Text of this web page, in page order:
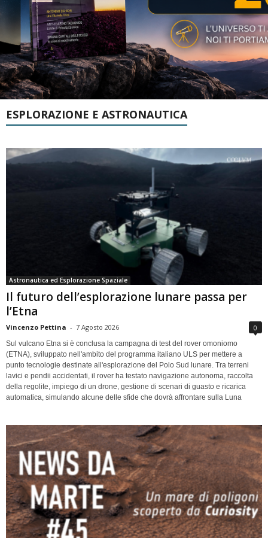
ESPLORAZIONE E ASTRONAUTICA
Astronautica ed Esplorazione Spaziale
Il futuro dell’esplorazione lunare passa per
l’Etna
Vincenzo Pettina - 7 Agosto 2026 0
Sul vulcano Etna si è conclusa la campagna di test del rover omoniomo
(ETNA), sviluppato nell'ambito del programma italiano ULS per mettere a
punto tecnologie destinate all'esplorazione del Polo Sud lunare. Tra terreni
lavici e pendii accidentati, il rover ha testato navigazione autonoma, raccolta
della regolite, impiego di un drone, gestione di scenari di guasto e ricarica
automatica, simulando alcune delle sfide che dovrà affrontare sulla Luna